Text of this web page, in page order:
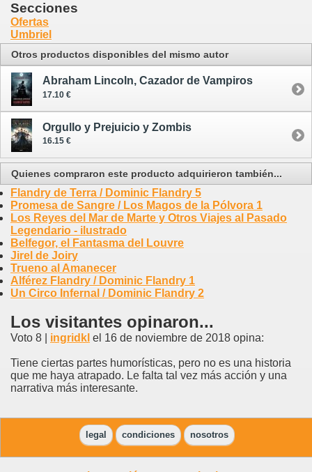
Secciones
Ofertas
Umbriel
Otros productos disponibles del mismo autor
Abraham Lincoln, Cazador de Vampiros
17.10 €
Orgullo y Prejuicio y Zombis
16.15 €
Quienes compraron este producto adquirieron también...
Flandry de Terra / Dominic Flandry 5
Promesa de Sangre / Los Magos de la Pólvora 1
Los Reyes del Mar de Marte y Otros Viajes al Pasado
Legendario - ilustrado
Belfegor, el Fantasma del Louvre
Jirel de Joiry
Trueno al Amanecer
Alférez Flandry / Dominic Flandry 1
Un Circo Infernal / Dominic Flandry 2
Los visitantes opinaron...
Voto 8 | ingridkl el 16 de noviembre de 2018 opina:
Tiene ciertas partes humorísticas, pero no es una historia
que me haya atrapado. Le falta tal vez más acción y una
narrativa más interesante.
legal condiciones nosotros